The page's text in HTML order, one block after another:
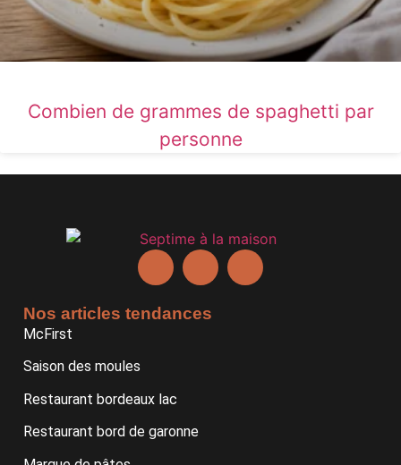
Combien de grammes de spaghetti par
personne
Nos articles tendances
McFirst
Saison des moules
Restaurant bordeaux lac
Restaurant bord de garonne